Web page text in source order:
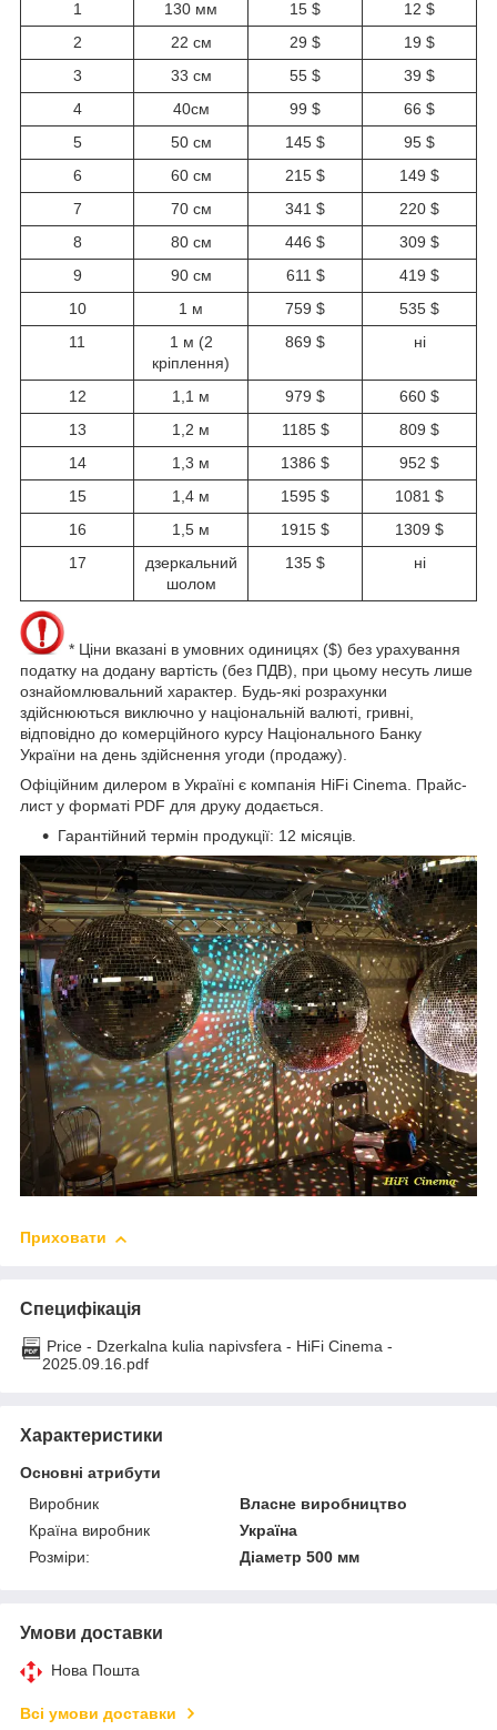
1 130 мм 15 $
12 $
2
22 см 29 $
19 $
3
33 см 55 $
39 $
4
40см 99 $
66 $
5
50 см 145 $
95 $
6
60 см 215 $
149 $
7
70 см 341 $
220 $
8
80 см 446 $
309 $
9
90 см 611 $
419 $
10
1 м 759 $
535 $
11
1 м (2
кріплення)
869 $ ні
12 1,1 м 979 $
660 $
13
1,2 м 1185 $
809 $
14
1,3 м 1386 $
952 $
15
1,4 м 1595 $
1081 $
16
1,5 м 1915 $
1309 $
17
дзеркальний
шолом
135 $ ні
* Ціни вказані в умовних одиницях ($) без урахування
податку на додану вартість (без ПДВ), при цьому несуть лише
ознайомлювальний характер. Будь-які розрахунки
здійснюються виключно у національній валюті, гривні,
відповідно до комерційного курсу Національного Банку
України на день здійснення угоди (продажу).
Офіційним дилером в Україні є компанія HiFi Cinema. Прайс-
лист у форматі PDF для друку додається.
Гарантійний термін продукції: 12 місяців.
Приховати
Специфікація
Price - Dzerkalna kulia napivsfera - HiFi Cinema -
2025.09.16.pdf
Характеристики
Основні атрибути
Виробник
Власне виробництво
Країна виробник
Україна
Розміри:
Діаметр 500 мм
Умови доставки
Нова Пошта
Всі умови доставки